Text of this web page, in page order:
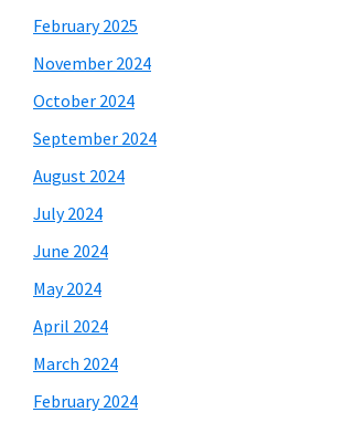
February 2025
November 2024
October 2024
September 2024
August 2024
July 2024
June 2024
May 2024
April 2024
March 2024
February 2024